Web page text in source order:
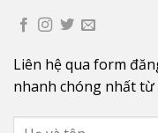
Liên hệ qua form
nhanh chóng nhất